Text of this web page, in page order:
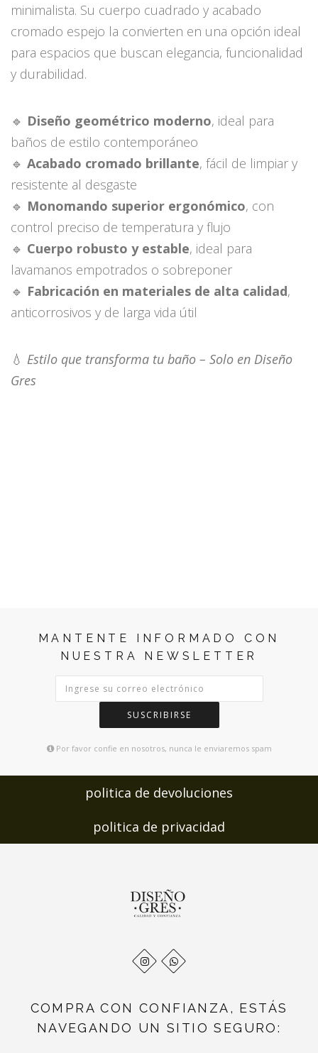
minimalista. Su cuerpo cuadrado y acabado
cromado espejo la convierten en una opción ideal
para espacios que buscan elegancia, funcionalidad
y durabilidad.
🔹 Diseño geométrico moderno, ideal para
baños de estilo contemporáneo
🔹 Acabado cromado brillante, fácil de limpiar y
resistente al desgaste
🔹 Monomando superior ergonómico, con
control preciso de temperatura y flujo
🔹 Cuerpo robusto y estable, ideal para
lavamanos empotrados o sobreponer
🔹 Fabricación en materiales de alta calidad,
anticorrosivos y de larga vida útil
💧 Estilo que transforma tu baño – Solo en Diseño
Gres
MANTENTE INFORMADO CON
NUESTRA NEWSLETTER
SUSCRIBIRSE
Por favor confie en nosotros, nunca le enviaremos spam
politica de devoluciones
politica de privacidad
COMPRA CON CONFIANZA, ESTÁS
NAVEGANDO UN SITIO SEGURO: